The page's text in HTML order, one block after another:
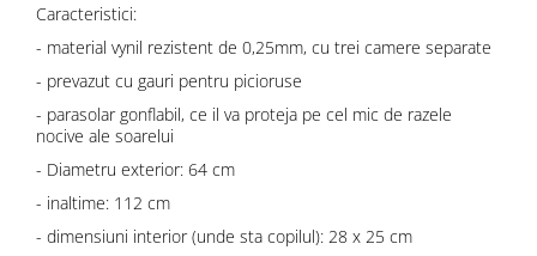
Caracteristici:
- material vynil rezistent de 0,25mm, cu trei camere separate
- prevazut cu gauri pentru picioruse
- parasolar gonflabil, ce il va proteja pe cel mic de razele
nocive ale soarelui
- Diametru exterior: 64 cm
- inaltime: 112 cm
- dimensiuni interior (unde sta copilul): 28 x 25 cm